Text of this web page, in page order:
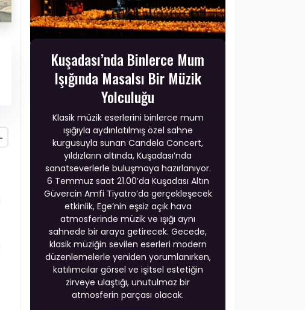
Kuşadası’nda Binlerce Mum
Işığında Masalsı Bir Müzik
Yolculuğu
Klasik müzik eserlerini binlerce mum
ışığıyla aydınlatılmış özel sahne
kurgusuyla sunan Candela Concert,
yıldızların altında, Kuşadası’nda
sanatseverlerle buluşmaya hazırlanıyor.
6 Temmuz saat 21.00’da Kuşadası Altın
Güvercin Amfi Tiyatro’da gerçekleşecek
etkinlik, Ege’nin eşsiz açık hava
atmosferinde müzik ve ışığı aynı
sahnede bir araya getirecek. Gecede,
klasik müziğin sevilen eserleri modern
düzenlemelerle yeniden yorumlanırken,
katılımcılar görsel ve işitsel estetiğin
zirveye ulaştığı, unutulmaz bir
atmosferin parçası olacak.